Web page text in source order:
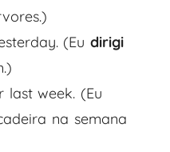
(Eu dirigi
last week. (Eu
na semana